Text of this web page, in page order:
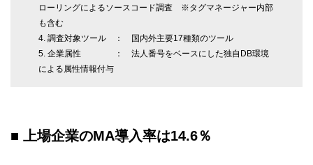
ローリングによるソースコード調査 ※タグマネージャー内部
も含む
4. 調査対象ツール ： 国内外主要17種類のツール
5. 企業属性 ： 法人番号をベースにした独自DB環境
による属性情報付与
■ 上場企業のMA導入率は14.6％